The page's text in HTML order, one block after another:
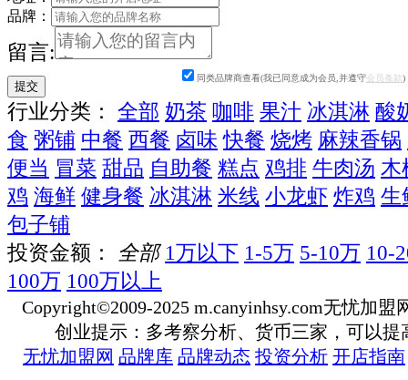
品牌：
留言:
同类品牌商查看(我已同意成为会员,并遵守会员条款)
行业分类： 全部 奶茶 咖啡 果汁 冰淇淋 酸
食 粥铺 中餐 西餐 卤味 快餐 烧烤 麻辣香锅
便当 冒菜 甜品 自助餐 糕点 鸡排 牛肉汤 木
鸡 海鲜 健身餐 冰淇淋 米线 小龙虾 炸鸡 生
包子铺
投资金额：
全部 1万以下 1-5万 5-10万 10-
100万 100万以上
Copyright©2009-2025 m.canyinhsy.com无忧加盟
创业提示：多考察分析、货币三家，可以提
无忧加盟网 品牌库 品牌动态 投资分析 开店指南